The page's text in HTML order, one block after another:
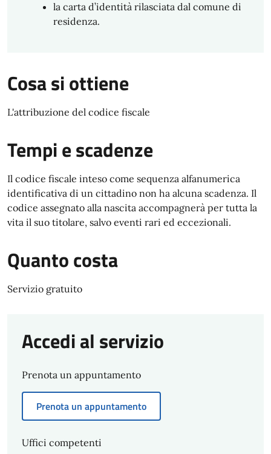
la carta d’identità rilasciata dal comune di
residenza.
Cosa si ottiene
L'attribuzione del codice fiscale
Tempi e scadenze
Il codice fiscale inteso come sequenza alfanumerica
identificativa di un cittadino non ha alcuna scadenza. Il
codice assegnato alla nascita accompagnerà per tutta la
vita il suo titolare, salvo eventi rari ed eccezionali.
Quanto costa
Servizio gratuito
Accedi al servizio
Prenota un appuntamento
Prenota un appuntamento
Uffici competenti